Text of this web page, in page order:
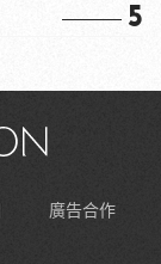
5
廣告合作